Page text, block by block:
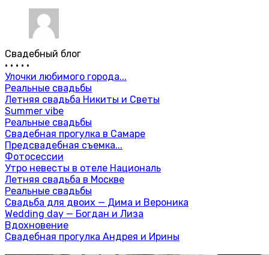
Свадебный блог
• • • • •
Улочки любимого города...
Реальные свадьбы
Летняя свадьба Никиты и Светы
Summer vibe
Реальные свадьбы
Свадебная прогулка в Самаре
Предсвадебная съемка...
Фотосессии
Утро невесты в отеле Националь
Летняя свадьба в Москве
Реальные свадьбы
Свадьба для двоих — Дима и Вероника
Wedding day — Богдан и Лиза
Вдохновение
Свадебная прогулка Андрея и Ирины